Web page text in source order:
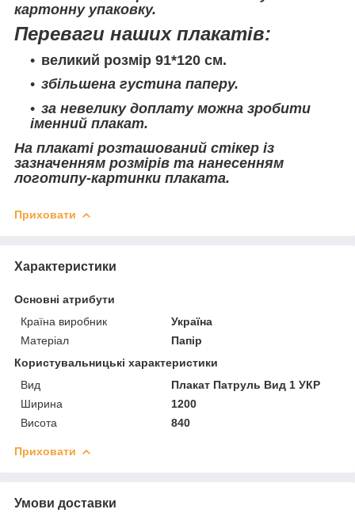
картонну упаковку.
Переваги наших плакатів:
великий розмір 91*120 см.
збільшена густина паперу.
за невелику доплату можна зробити
іменний плакат.
На плакаті розташований стікер із
зазначенням розмірів та нанесенням
логотипу-картинки плаката.
Приховати
Характеристики
Основні атрибути
Країна виробник
Україна
Матеріал
Папір
Користувальницькі характеристики
Вид
Плакат Патруль Вид 1 УКР
Ширина
1200
Висота
840
Приховати
Умови доставки